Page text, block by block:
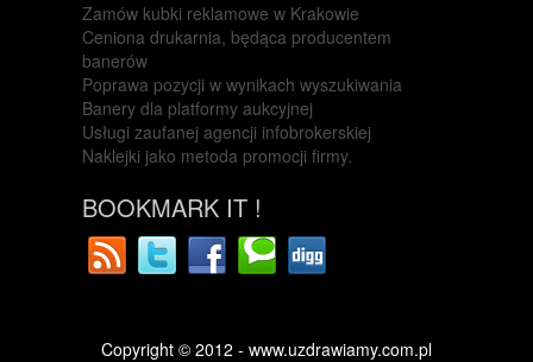
Zamów kubki reklamowe w Krakowie
Ceniona drukarnia, będąca producentem
banerów
Poprawa pozycji w wynikach wyszukiwania
Banery dla platformy aukcyjnej
Usługi zaufanej agencji infobrokerskiej
Naklejki jako metoda promocji firmy.
BOOKMARK IT !
Copyright © 2012 - www.uzdrawiamy.com.pl